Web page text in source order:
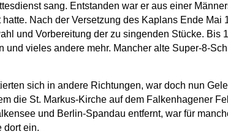
sang. Entstanden war er aus einer
Nach der Versetzung des Kaplans Ende Mai
und Vorbereitung der zu singenden Stücke. Bis
vieles andere mehr. Mancher alte Super-8-
sich in andere Richtungen, war doch nun
die St. Markus-Kirche auf dem Falkenhagener
und Berlin-Spandau entfernt, war für
dort ein.